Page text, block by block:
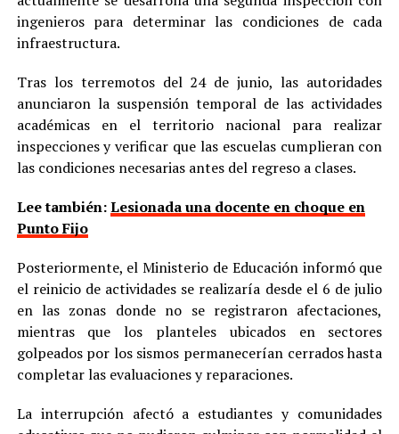
ingenieros para determinar las condiciones de cada
infraestructura.
Tras los terremotos del 24 de junio, las autoridades
anunciaron la suspensión temporal de las actividades
académicas en el territorio nacional para realizar
inspecciones y verificar que las escuelas cumplieran con
las condiciones necesarias antes del regreso a clases.
Lee también:Lesionada una docente en choque en
Punto Fijo
Posteriormente, el Ministerio de Educación informó que
el reinicio de actividades se realizaría desde el 6 de julio
en las zonas donde no se registraron afectaciones,
mientras que los planteles ubicados en sectores
golpeados por los sismos permanecerían cerrados hasta
completar las evaluaciones y reparaciones.
La interrupción afectó a estudiantes y comunidades